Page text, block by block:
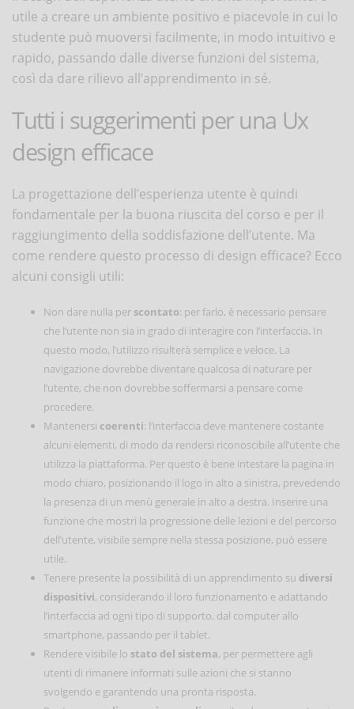
utile a creare un ambiente positivo e piacevole in cui lo
studente può muoversi facilmente, in modo intuitivo e
rapido, passando dalle diverse funzioni del sistema,
così da dare rilievo all’apprendimento in sé.
Tutti i suggerimenti per una Ux
design efficace
La progettazione dell’esperienza utente è quindi
fondamentale per la buona riuscita del corso e per il
raggiungimento della soddisfazione dell’utente. Ma
come rendere questo processo di design efficace? Ecco
alcuni consigli utili:
Non dare nulla per scontato: per farlo, è necessario pensare
che l’utente non sia in grado di interagire con l’interfaccia. In
questo modo, l’utilizzo risulterà semplice e veloce. La
navigazione dovrebbe diventare qualcosa di naturare per
l’utente, che non dovrebbe soffermarsi a pensare come
procedere.
Mantenersi coerenti: l’interfaccia deve mantenere costante
alcuni elementi, di modo da rendersi riconoscibile all’utente che
utilizza la piattaforma. Per questo è bene intestare la pagina in
modo chiaro, posizionando il logo in alto a sinistra, prevedendo
la presenza di un menù generale in alto a destra. Inserire una
funzione che mostri la progressione delle lezioni e del percorso
dell’utente, visibile sempre nella stessa posizione, può essere
utile.
Tenere presente la possibilità di un apprendimento su diversi
dispositivi, considerando il loro funzionamento e adattando
l’interfaccia ad ogni tipo di supporto, dal computer allo
smartphone, passando per il tablet.
Rendere visibile lo stato del sistema, per permettere agli
utenti di rimanere informati sulle azioni che si stanno
svolgendo e garantendo una pronta risposta.